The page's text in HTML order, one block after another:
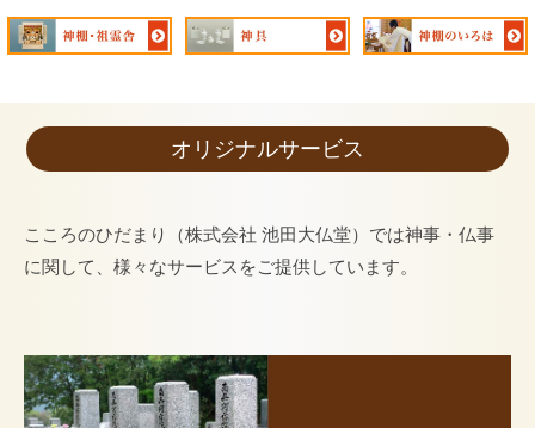
オリジナルサービス
こころのひだまり（株式会社 池田大仏堂）では神事・仏事
に関して、様々なサービスをご提供しています。